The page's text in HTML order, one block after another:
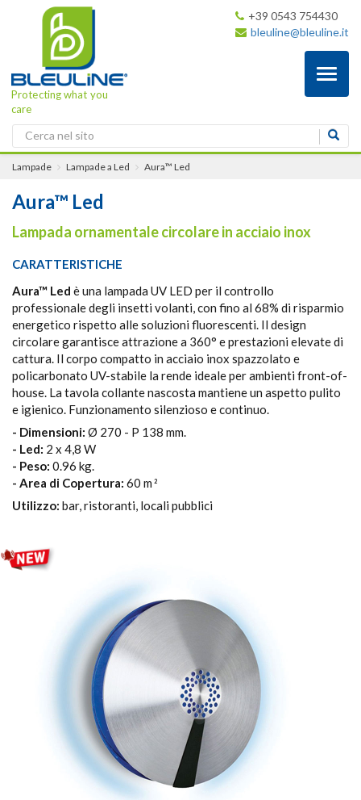
Protecting what you
care
+39 0543 754430
bleuline@bleuline.it
Lampade Lampade a Led Aura™ Led
Aura™ Led
Lampada ornamentale circolare in acciaio inox
CARATTERISTICHE
Aura™ Led è una lampada UV LED per il controllo
professionale degli insetti volanti, con fino al 68% di risparmio
energetico rispetto alle soluzioni fluorescenti. Il design
circolare garantisce attrazione a 360° e prestazioni elevate di
cattura. Il corpo compatto in acciaio inox spazzolato e
policarbonato UV-stabile la rende ideale per ambienti front-of-
house. La tavola collante nascosta mantiene un aspetto pulito
e igienico. Funzionamento silenzioso e continuo.
- Dimensioni: Ø 270 - P 138 mm.
- Led: 2 x 4,8 W
- Peso: 0.96 kg.
- Area di Copertura: 60 m 2
Utilizzo: bar, ristoranti, locali pubblici